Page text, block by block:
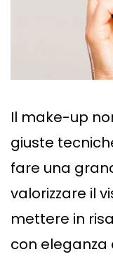
Il make-up
giuste
fare una
valorizzare il
mettere in
con eleganza